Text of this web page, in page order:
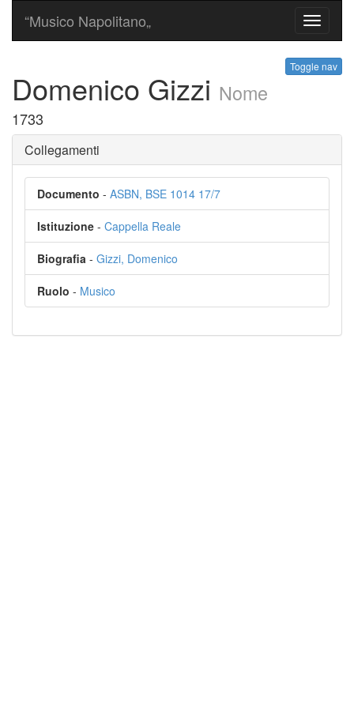
Toggle
“Musico Napolitano„
Toggle nav
Domenico Gizzi Nome
1733
Collegamenti
Documento - ASBN, BSE 1014 17/7
Istituzione - Cappella Reale
Biografia - Gizzi, Domenico
Ruolo - Musico